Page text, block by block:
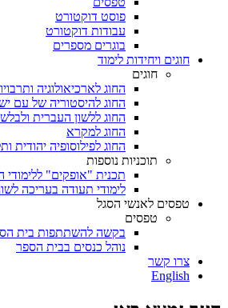
פוסט דוקטורט
עבודות דוקטורט
בוגרים מספרים
חוגים ויחידות לימוד
חוגים
החוג לארכיאולוגיה
החוג להיסטוריה של עם
החוג ללשון העברית
החוג למקרא
החוג לפילוסופיה יהודית
תוכניות נוספות
תכנית "אופקים" ללימודי
לימודי תעודה בעריכה
טפסים לאנשי הסגל
טפסים
בקשה להשתתפות בית
נוהל כנסים בבית הספר
צרו קשר
English